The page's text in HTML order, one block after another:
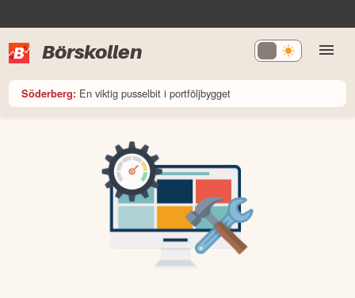
Börskollen
Söderberg: En viktig pusselbit i portföljbygget